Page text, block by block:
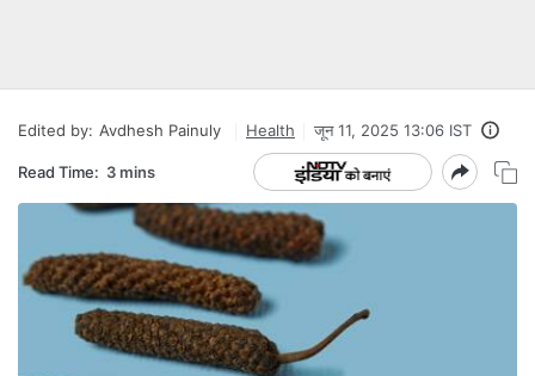
Edited by: Avdhesh Painuly Health जून 11, 2025 13:06 IST
Read Time: 3 mins